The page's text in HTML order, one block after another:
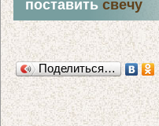
поставитьсвечу
Поделиться…